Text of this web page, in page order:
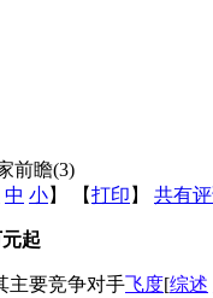
前瞻(3)
中 小】 【打印 】 共有
起
主要竞争对手飞度[综述